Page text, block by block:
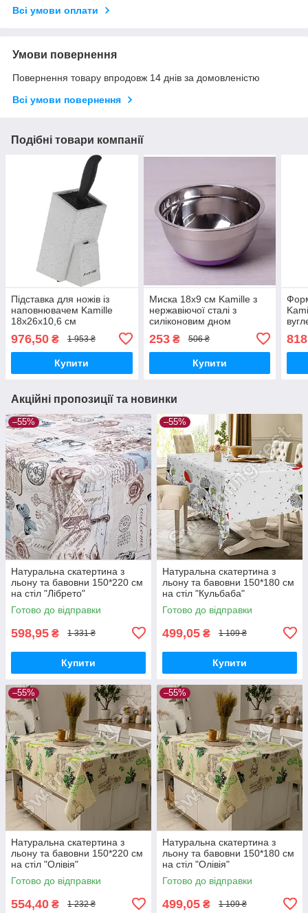
Всі умови оплати
Умови повернення
Повернення товару впродовж 14 днів за домовленістю
Всі умови повернення
Подібні товари компанії
Підставка для ножів із
наповнювачем Kamille
18х26х10,6 см
976,50 ₴ 1 953 ₴
Купити
Миска 18х9 см Kamille з
нержавіючої сталі з
силіконовим дном
253₴ 506 ₴
Купити
Акційні пропозиції та новинки
–55%
Натуральна скатертина з
льону та бавовни 150*220 см
на стіл "Лібрето"
Готово до відправки
598,95 ₴ 1 331 ₴
Купити
–55%
Натуральна скатертина з
льону та бавовни 150*180 см
на стіл "Кульбаба"
Готово до відправки
499,05 ₴ 1 109 ₴
Купити
–55%
Натуральна скатертина з
льону та бавовни 150*220 см
на стіл "Олівія"
Готово до відправки
554,40 ₴ 1 232 ₴
–55%
Натуральна скатертина з
льону та бавовни 150*180 см
на стіл "Олівія"
Готово до відправки
499,05 ₴ 1 109 ₴